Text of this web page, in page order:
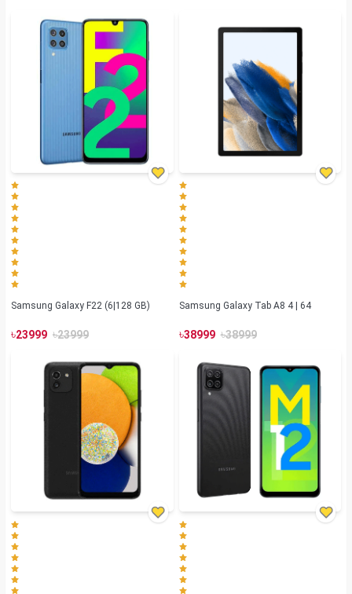
Samsung Galaxy F22 (6|128 GB)
৳23999 ৳23999
Samsung Galaxy Tab A8 4 | 64
৳38999 ৳38999